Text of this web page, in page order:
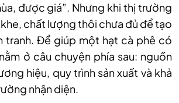
được giá”. Nhưng khi thị trường
chất lượng thôi chưa đủ để tạo
tranh. Để giúp một hạt cà phê có
ở câu chuyện phía sau: nguồn
hiệu, quy trình sản xuất và khả
nhận diện.